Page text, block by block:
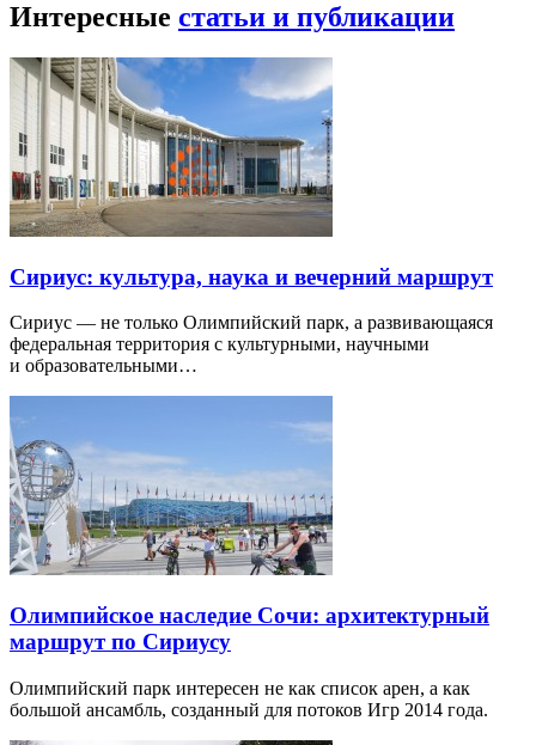
Интересные статьи и публикации
Сириус: культура, наука и вечерний маршрут
Сириус — не только Олимпийский парк, а развивающаяся
федеральная территория с культурными, научными
и образовательными…
Олимпийское наследие Сочи: архитектурный
маршрут по Сириусу
Олимпийский парк интересен не как список арен, а как
большой ансамбль, созданный для потоков Игр 2014 года.